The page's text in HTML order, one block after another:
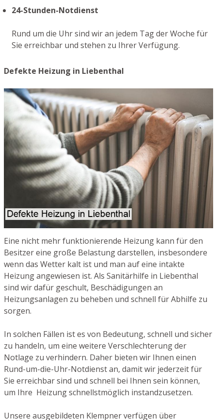
24-Stunden-Notdienst
Rund um die Uhr sind wir an jedem Tag der Woche für
Sie erreichbar und stehen zu Ihrer Verfügung.
Defekte Heizung in Liebenthal
Eine nicht mehr funktionierende Heizung kann für den
Besitzer eine große Belastung darstellen, insbesondere
wenn das Wetter kalt ist und man auf eine intakte
Heizung angewiesen ist. Als Sanitärhilfe in Liebenthal
sind wir dafür geschult, Beschädigungen an
Heizungsanlagen zu beheben und schnell für Abhilfe zu
sorgen.
In solchen Fällen ist es von Bedeutung, schnell und sicher
zu handeln, um eine weitere Verschlechterung der
Notlage zu verhindern. Daher bieten wir Ihnen einen
Rund-um-die-Uhr-Notdienst an, damit wir jederzeit für
Sie erreichbar sind und schnell bei Ihnen sein können,
um Ihre Heizung schnellstmöglich instandzusetzen.
Unsere ausgebildeten Klempner verfügen über